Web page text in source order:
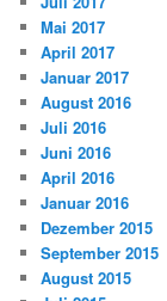
Mai 2017
April 2017
Januar 2017
August 2016
Juli 2016
Juni 2016
April 2016
Januar 2016
Dezember 2015
September 2015
August 2015